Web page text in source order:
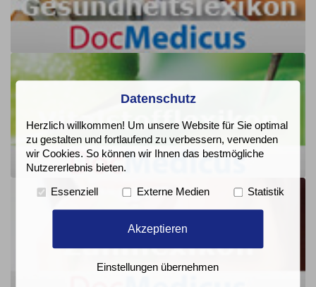
Datenschutz
Herzlich willkommen! Um unsere Website für Sie optimal
zu gestalten und fortlaufend zu verbessern, verwenden
wir Cookies. So können wir Ihnen das bestmögliche
Nutzererlebnis bieten.
Essenziell Externe Medien Statistik
Akzeptieren
Einstellungen übernehmen